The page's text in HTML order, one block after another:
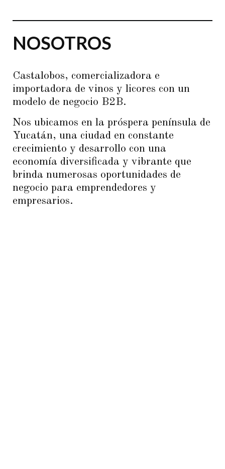
NOSOTROS
Castalobos, comercializadora e
importadora de vinos y licores con un
modelo de negocio B2B.
Nos ubicamos en la próspera península de
Yucatán, una ciudad en constante
crecimiento y desarrollo con una
economía diversificada y vibrante que
brinda numerosas oportunidades de
negocio para emprendedores y
empresarios.